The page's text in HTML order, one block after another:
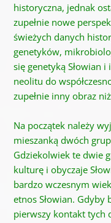
historyczna, jednak
zupełnie nowe
świeżych danych
genetyków,
się genetyką Słowian
neolitu do
zupełnie inny obraz
Na początek należy
mieszanką dwóch
Gdziekolwiek te dwie
kulturę i obyczaje
bardzo wczesnym
etnos Słowian. Gdyby
pierwszy kontakt tych